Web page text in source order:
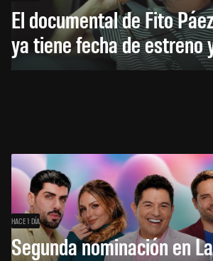
El documental de Fito
ya tiene fecha de estreno
HACE 1 DÍA
Segunda nominación en